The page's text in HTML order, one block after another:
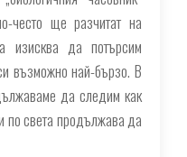
често ще разчитат на
изисква да потърсим
възможно най-бързо. В
да следим как
по света продължава да